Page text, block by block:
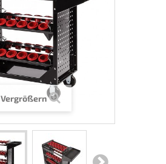
Vergrößern